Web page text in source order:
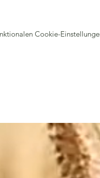
Cookie-